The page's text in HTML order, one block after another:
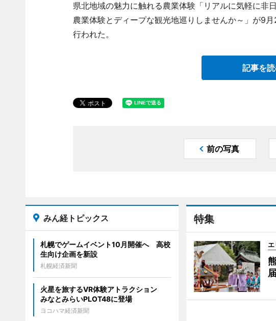
県北地域の魅力に触れる農業体験「リアルに気軽に非
農業体験とディープな観光地巡りしませんか～」が9
行われた。
記事を
前の写真
特集
みん経トピックス
札幌でゲームイベント10月開催へ 高校
生向け企画を新設
札幌経済新聞
火星を旅するVR体験アトラクション
みなとみらいPLOT48に登場
ヨコハマ経済新聞